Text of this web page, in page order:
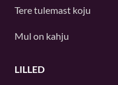
Tere tulemast koju
Mul on kahju
LILLED